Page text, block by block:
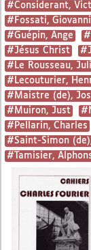
#Considerant,
#Fossati, Giovanni
#Guépin, Ange
#Jésus Christ
#Le Rousseau,
#Lecouturier,
#Maistre (de),
#Muiron, Just
#Pellarin, Charles
#Saint-Simon
#Tamisier,